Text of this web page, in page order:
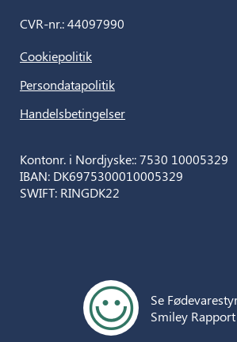
CVR-nr.: 44097990
Cookiepolitik
Persondatapolitik
Handelsbetingelser
Kontonr. i Nordjyske:: 7530 10005329
IBAN: DK6975300010005329
SWIFT: RINGDK22
Se
Smiley Rapport